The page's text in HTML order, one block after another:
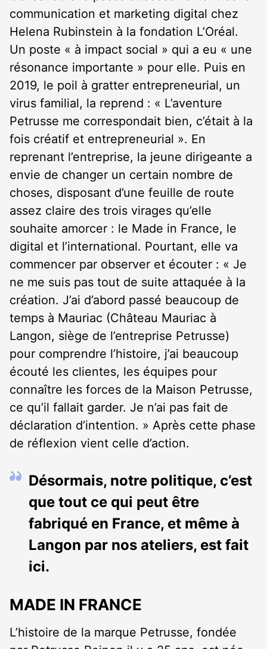
communication et marketing digital chez
Helena Rubinstein à la fondation L’Oréal.
Un poste « à impact social » qui a eu « une
résonance importante » pour elle. Puis en
2019, le poil à gratter entrepreneurial, un
virus familial, la reprend : « L’aventure
Petrusse me correspondait bien, c’était à la
fois créatif et entrepreneurial ». En
reprenant l’entreprise, la jeune dirigeante a
envie de changer un certain nombre de
choses, disposant d’une feuille de route
assez claire des trois virages qu’elle
souhaite amorcer : le Made in France, le
digital et l’international. Pourtant, elle va
commencer par observer et écouter : « Je
ne me suis pas tout de suite attaquée à la
création. J’ai d’abord passé beaucoup de
temps à Mauriac (Château Mauriac à
Langon, siège de l’entreprise Petrusse)
pour comprendre l’histoire, j’ai beaucoup
écouté les clientes, les équipes pour
connaître les forces de la Maison Petrusse,
ce qu’il fallait garder. Je n’ai pas fait de
déclaration d’intention. » Après cette phase
de réflexion vient celle d’action.
Désormais, notre politique, c’est
que tout ce qui peut être
fabriqué en France, et même à
Langon par nos ateliers, est fait
ici.
MADE IN FRANCE
L’histoire de la marque Petrusse, fondée